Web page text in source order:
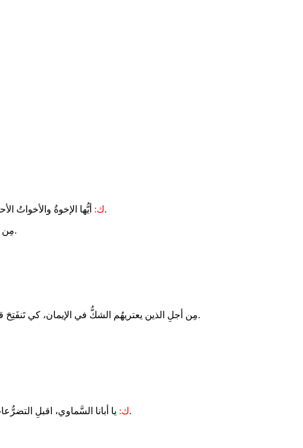
ك:أيُّها الإخوةُ والأخواتُ الأحبّاء، تُذكِّرُنا ليتورجيا هذا الأحد أنَّنا في كل افخارستيا شهودٌ لتجلِّي الرَّب، فلنكُن واثقين بكلمتِهِ، ولنرفَعْ تضرُّعاتِنا، مُردِّدين: كيريا إليسون.
مِن أجلِ الكنيسة المقدَّسة، كي تمتلِكَ الرؤيةَ الواضحةَ لمحبةِ ابنِ اللهِ الذي أشعَّ وجهُهُ كالشمسِ، وتكونَ شاهدةً حيَّةً لموتِ ابنِهِ وقيامتِهِ.
مِن أجلِ الذين يعتريهُم الشكُّ في الإيمان، كي تَنفَتِحَ قلوبُهُم على نِعمةِ اللهِ، ويُدرِكوا أنَّ الإيمان ينوّر عَقلَنا وإرادَتَنا ويسمو بنا إلى أفضل ما يُمكِن أن نكونَ عليه، ويَمنَحَهُم الكرامة والحرّيّة.
ك:يا أبانا السَّماوي، اقبلِ التضرُّعاتِ التي رفعناها إلَيكَ، وكُن نورَنا في مسيرةِ صومِنا، وأعطِنا بِقوة هذه الوليمةِ أن نتجدَّد في عهد حبِّكَ. أنتَ الحيُّ المالكُ إلى دهرِ الدُّهور.